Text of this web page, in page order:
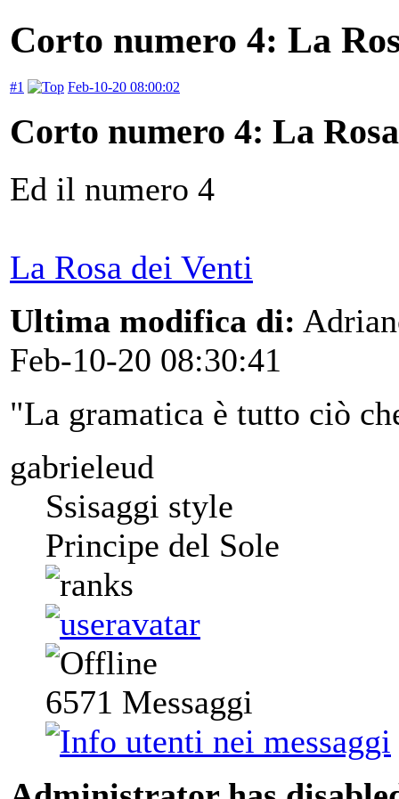
Corto numero 4: La
#1 Feb-10-20 08:00:02
Corto numero 4: La
Ed il numero 4
La Rosa dei Venti
Ultima modifica di:
Feb-10-20 08:30:41
"La gramatica è tutto ciò
gabrieleud
Ssisaggi style
Principe del Sole
6571 Messaggi